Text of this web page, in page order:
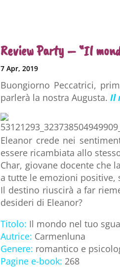
Review Party – “Il
7 Apr, 2019
Buongiorno Peccatrici,
parlerà la nostra Augusta.Il
Eleanor crede nei
essere ricambiata allo
Char, giovane docente che
a tutte le emozioni
Il destino riuscirà a far
desideri di Eleanor?
Titolo: Il mondo nel tuo
Autrice: Carmenluna
Genere: romantico e
Pagine e-book: 268